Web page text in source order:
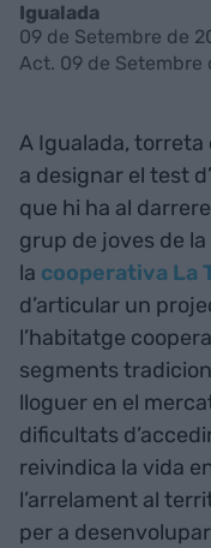
Igualada
09 de Setembre de
Act. 09 de Setembre
A Igualada, torreta
a designar el test
que hi ha al
grup de joves de
la cooperativa La
d’articular un
l’habitatge
segments
lloguer en el
dificultats
reivindica la vida
l’arrelament al
per a